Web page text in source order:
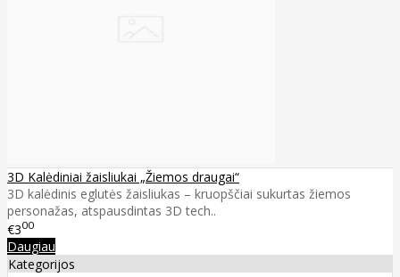
3D Kalėdiniai žaisliukai „Žiemos draugai“
3D kalėdinis eglutės žaisliukas – kruopščiai sukurtas žiemos
personažas, atspausdintas 3D tech..
€300
Daugiau
Kategorijos